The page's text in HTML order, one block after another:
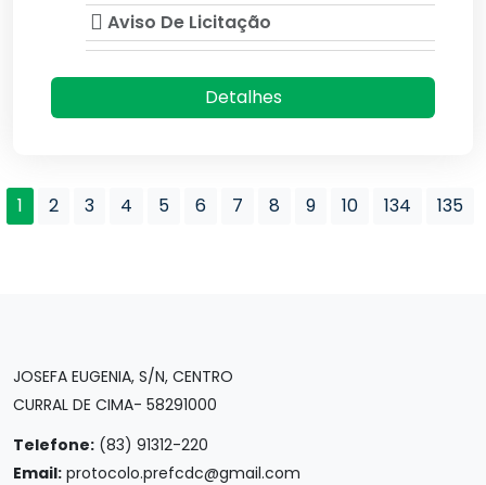
Aviso De Licitação
Detalhes
1 2 3 4 5 6 7 8 9 10 134 135
JOSEFA EUGENIA, S/N, CENTRO
CURRAL DE CIMA- 58291000
Telefone: (83) 91312-220
Email: protocolo.prefcdc@gmail.com